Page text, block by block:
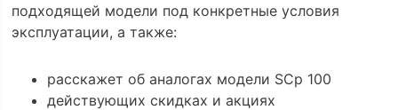
подходящей модели под конкретные условия
эксплуатации, а также:
расскажет об аналогах модели SCp 100
действующих скидках и акциях